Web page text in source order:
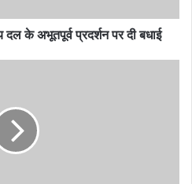
दल के अभूतपूर्व प्रदर्शन पर दी बधाई